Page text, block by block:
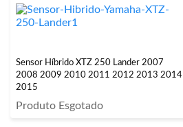
Sensor Híbrido XTZ 250 Lander 2007
2008 2009 2010 2011 2012 2013 2014
2015
Produto Esgotado